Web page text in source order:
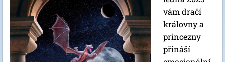
vám dračí
královny a
princezny
přináší